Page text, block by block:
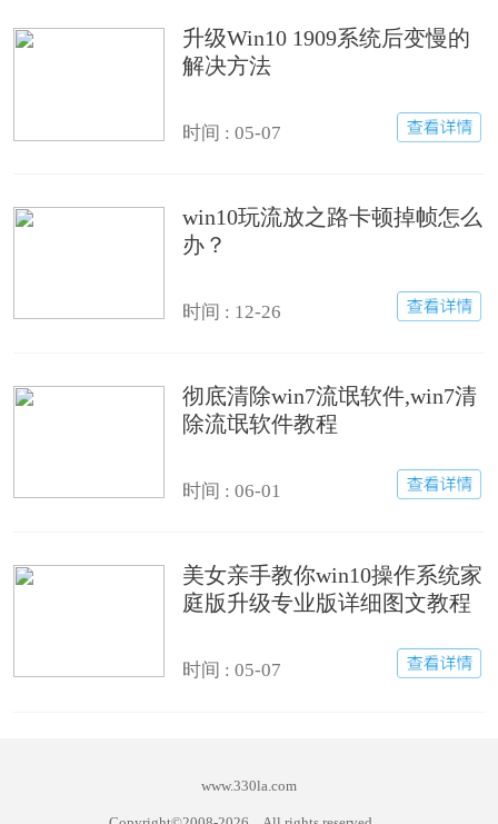
升级Win10 1909系统后变慢的
解决方法
时间 : 05-07
win10玩流放之路卡顿掉帧怎么
办？
时间 : 12-26
彻底清除win7流氓软件,win7清
除流氓软件教程
时间 : 06-01
美女亲手教你win10操作系统家
庭版升级专业版详细图文教程
时间 : 05-07
www.330la.com